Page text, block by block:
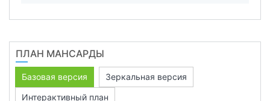
ПЛАН МАНСАРДЫ
Базовая версия
Зеркальная версия
Интерактивный план